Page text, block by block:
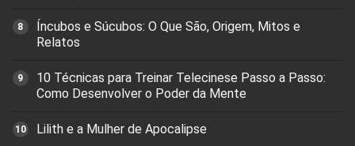
Íncubos e Súcubos: O Que São, Origem, Mitos e
Relatos
10 Técnicas para Treinar Telecinese Passo a Passo:
Como Desenvolver o Poder da Mente
Lilith e a Mulher de Apocalipse